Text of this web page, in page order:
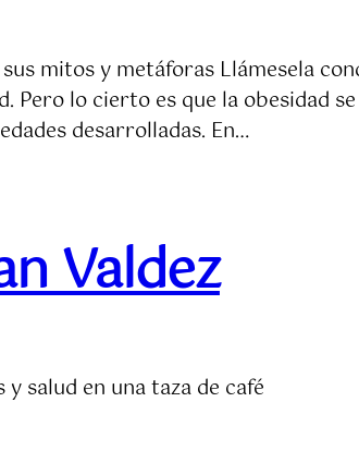
mitos y metáforas Llámesela
Pero lo cierto es que la obesidad
desarrolladas. En…
Valdez
salud en una taza de café